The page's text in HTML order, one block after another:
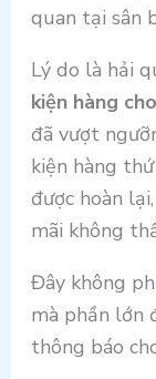
quan tại sân
Lý do là hải
kiện hàng
đã vượt
kiện hàng
được hoàn
mãi không
Đây không
mà phần lớn
thông báo